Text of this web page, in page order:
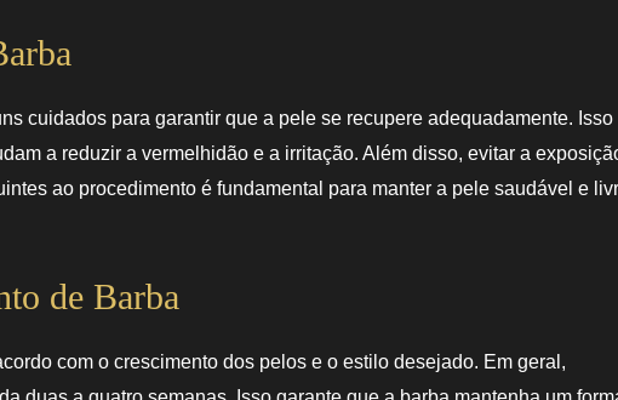
cuidados para garantir que a pele se recupere adequadamente. Isso
a reduzir a vermelhidão e a irritação. Além disso, evitar a
ao procedimento é fundamental para manter a pele saudável e
de Barba
com o crescimento dos pelos e o estilo desejado. Em geral,